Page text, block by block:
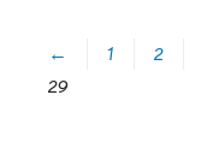
← 1 2
29